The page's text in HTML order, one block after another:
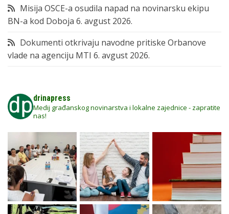
Misija OSCE-a osudila napad na novinarsku ekipu
BN-a kod Doboja 6. avgust 2026.
Dokumenti otkrivaju navodne pritiske Orbanove
vlade na agenciju MTI 6. avgust 2026.
drinapress
Medij građanskog novinarstva i lokalne zajednice - zapratite
nas!